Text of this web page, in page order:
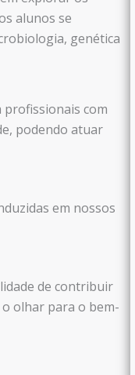
alunos se
genética
profissionais com
podendo atuar
em nossos
de contribuir
o olhar para o bem-